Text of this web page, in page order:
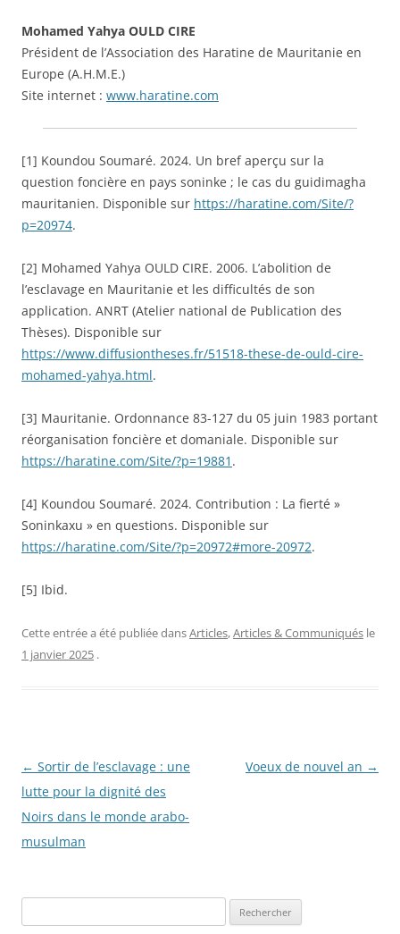
Mohamed Yahya OULD CIRE
Président de l’Association des Haratine de Mauritanie en
Europe (A.H.M.E.)
Site internet : www.haratine.com
[1] Koundou Soumaré. 2024. Un bref aperçu sur la
question foncière en pays soninke ; le cas du guidimagha
mauritanien. Disponible sur https://haratine.com/Site/?
p=20974.
[2] Mohamed Yahya OULD CIRE. 2006. L’abolition de
l’esclavage en Mauritanie et les difficultés de son
application. ANRT (Atelier national de Publication des
Thèses). Disponible sur
https://www.diffusiontheses.fr/51518-these-de-ould-cire-
mohamed-yahya.html.
[3] Mauritanie. Ordonnance 83-127 du 05 juin 1983 portant
réorganisation foncière et domaniale. Disponible sur
https://haratine.com/Site/?p=19881 .
[4] Koundou Soumaré. 2024. Contribution : La fierté »
Soninkaxu » en questions. Disponible sur
https://haratine.com/Site/?p=20972#more-20972.
[5] Ibid.
Cette entrée a été publiée dansArticles,Articles & Communiqués le
1 janvier 2025 .
Navigation
des
articles
← Sortir de l’esclavage : une
lutte pour la dignité des
Noirs dans le monde arabo-
musulman
Voeux de nouvel an →
e